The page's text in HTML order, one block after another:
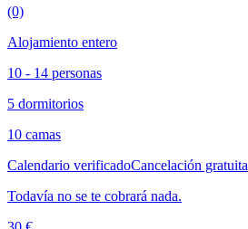
(0)
Alojamiento entero
10 - 14 personas
5 dormitorios
10 camas
Calendario verificadoCancelación gratuita
Todavía no se te cobrará nada.